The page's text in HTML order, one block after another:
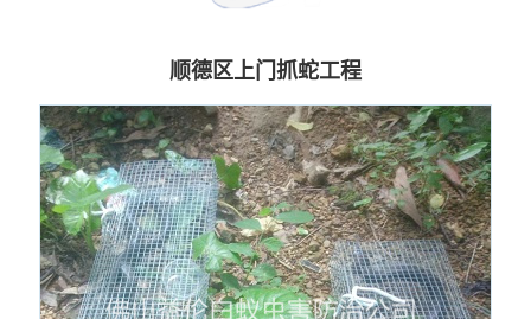
顺德区上门抓蛇工程